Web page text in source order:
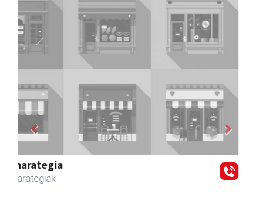
Zubimusu Ikastola
Zizurkil - Hezkuntza
Previous